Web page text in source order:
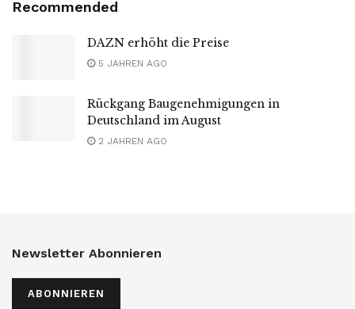
Recommended
DAZN erhöht die Preise
5 JAHREN AGO
Rückgang Baugenehmigungen in
Deutschland im August
2 JAHREN AGO
Newsletter Abonnieren
ABONNIEREN